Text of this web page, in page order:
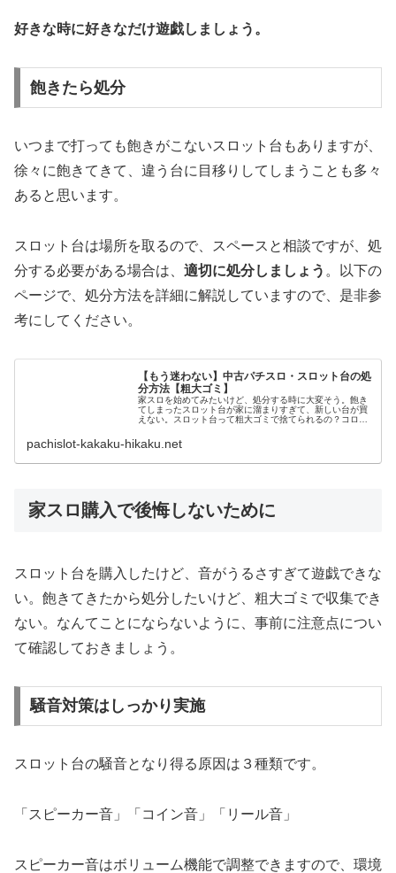
好きな時に好きなだけ遊戯しましょう。
飽きたら処分
いつまで打っても飽きがこないスロット台もありますが、
徐々に飽きてきて、違う台に目移りしてしまうことも多々
あると思います。
スロット台は場所を取るので、スペースと相談ですが、処
分する必要がある場合は、 適切に処分しましょう 。以下の
ページで、処分方法を詳細に解説していますので、是非参
考にしてください。
【もう迷わない】中古パチスロ・スロット台の処
分方法【粗大ゴミ】
家スロを始めてみたいけど、処分する時に大変そう。飽き
てしまったスロット台が家に溜まりすぎて、新しい台が買
えない。スロット台って粗大ゴミで捨てられるの？コロナ
います。家スロとは、自宅用にパチ...
pachislot-kakaku-hikaku.net
家スロ購入で後悔しないために
スロット台を購入したけど、音がうるさすぎて遊戯できな
い。飽きてきたから処分したいけど、粗大ゴミで収集でき
ない。なんてことにならないように、事前に注意点につい
て確認しておきましょう。
騒音対策はしっかり実施
スロット台の騒音となり得る原因は３種類です。
「スピーカー音」「コイン音」「リール音」
スピーカー音はボリューム機能で調整できますので、環境